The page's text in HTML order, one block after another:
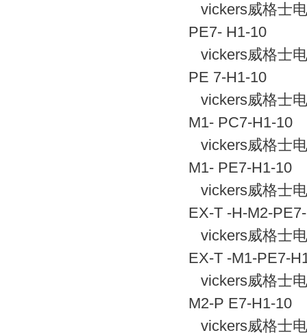
vickers威格士
PE7- H1-10
vickers威格士
PE 7-H1-10
vickers威格士
M1- PC7-H1-10
vickers威格士
M1- PE7-H1-10
vickers威格士
EX-T -H-M2-
vickers威格士
EX-T -M1-PE7-
vickers威格士
M2-P E7-H1-10
vickers威格士